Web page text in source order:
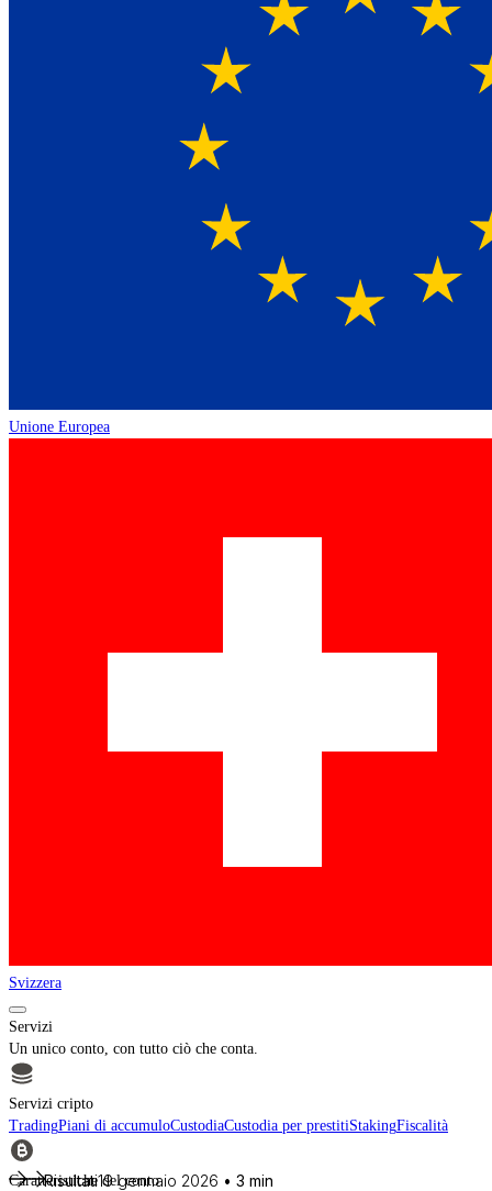
Unione Europea
Svizzera
Servizi
Un unico conto, con tutto ciò che conta.
Servizi cripto
TradingPiani di accumuloCustodiaCustodia per prestitiStakingFiscalità
Caratteristiche del conto
Risultati19 gennaio 2026 • 3 min